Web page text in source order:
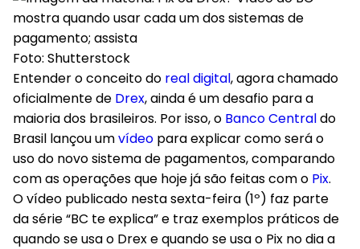
Foto: Shutterstock
Entender o conceito do real digital, agora chamado
oficialmente de Drex, ainda é um desafio para a
maioria dos brasileiros. Por isso, o Banco Centraldo
Brasil lançou umvídeo para explicar como será o
uso do novo sistema de pagamentos, comparando
com as operações que hoje já são feitas com o Pix.
O vídeo publicado nesta sexta-feira (1º) faz parte
da série “BC te explica” e traz exemplos práticos de
quando se usa o Drex e quando se usa o Pix no dia a